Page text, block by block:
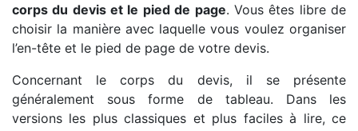
corps du devis et le pied de page. Vous êtes libre de
choisir la manière avec laquelle vous voulez organiser
l’en-tête et le pied de page de votre devis.
Concernant le corps du devis, il se présente
généralement sous forme de tableau. Dans les
versions les plus classiques et plus faciles à lire, ce